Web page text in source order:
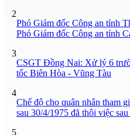
2
Phó Giám đốc Công an tỉnh
Phó Giám đốc Công an tỉnh
3
CSGT Đồng Nai: Xử lý 6
tốc Biên Hòa - Vũng Tàu
4
Chế độ cho quân nhân tham
sau 30/4/1975 đã thôi việc
5